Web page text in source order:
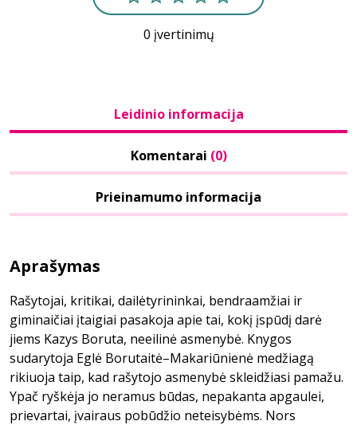
0 įvertinimų
Leidinio informacija
Komentarai (0)
Prieinamumo informacija
Aprašymas
Rašytojai, kritikai, dailėtyrininkai, bendraamžiai ir
giminaičiai įtaigiai pasakoja apie tai, kokį įspūdį darė
jiems Kazys Boruta, neeilinė asmenybė. Knygos
sudarytoja Eglė Borutaitė–Makariūnienė medžiagą
rikiuoja taip, kad rašytojo asmenybė skleidžiasi pamažu.
Ypač ryškėja jo neramus būdas, nepakanta apgaulei,
prievartai, įvairaus pobūdžio neteisybėms. Nors